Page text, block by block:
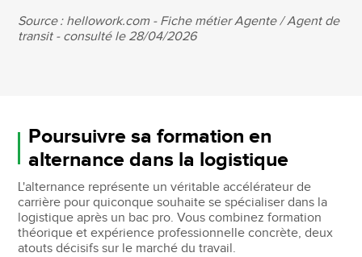
Source : hellowork.com - Fiche métier Agente / Agent de
transit - consulté le 28/04/2026
Poursuivre sa formation en
alternance dans la logistique
L'alternance représente un véritable accélérateur de
carrière pour quiconque souhaite se spécialiser dans la
logistique après un bac pro. Vous combinez formation
théorique et expérience professionnelle concrète, deux
atouts décisifs sur le marché du travail.